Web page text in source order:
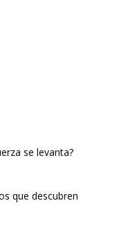
se levanta?
que descubren